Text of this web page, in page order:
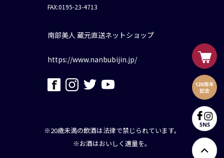
FAX:0195-23-4713
南部美人 蔵元直送ネットショップ
https://www.nanbubijin.jp/
※20歳未満の飲酒は法律で禁じられています。
※お酒はおいしく適量を。